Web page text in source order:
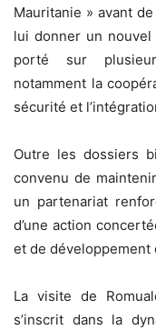
Mauritanie » avant
lui donner un
porté sur
notamment la
sécurité et
Outre les dossiers
convenu de
un partenariat
d’une action
et de développement
La visite de
s’inscrit dans la